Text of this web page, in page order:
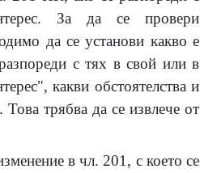
За да се провери
да се установи какво е
с тях в свой или в
какви обстоятелства и
трябва да се извлече от
в чл. 201, с което се